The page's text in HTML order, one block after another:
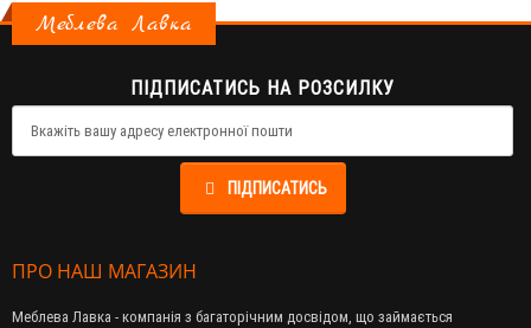
Меблева Лавка
ПІДПИСАТИСЬ НА РОЗСИЛКУ
ПІДПИСАТИСЬ
ПРО НАШ МАГАЗИН
Меблева Лавка - компанія з багаторічним досвідом, що займається